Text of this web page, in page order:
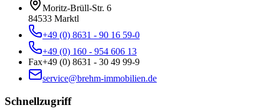
Moritz-Brüll-Str. 6
84533 Marktl
+49 (0) 8631 - 90 16 59-0
+49 (0) 160 - 954 606 13
Fax+49 (0) 8631 - 30 49 99-9
service@brehm-immobilien.de
Schnellzugriff